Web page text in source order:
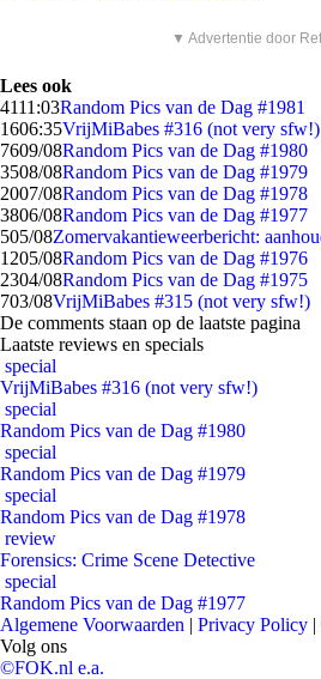
▼ Advertentie door
Lees ook
4111:03Random Pics van de Dag #1981
1606:35VrijMiBabes #316 (not very sfw!)
7609/08Random Pics van de Dag #1980
3508/08Random Pics van de Dag #1979
2007/08Random Pics van de Dag #1978
3806/08Random Pics van de Dag #1977
505/08Zomervakantieweerbericht:
1205/08Random Pics van de Dag #1976
2304/08Random Pics van de Dag #1975
703/08VrijMiBabes #315 (not very sfw!)
De comments staan op de laatste pagina
Laatste reviews en specials
special
VrijMiBabes #316 (not very sfw!)
special
Random Pics van de Dag #1980
special
Random Pics van de Dag #1979
special
Random Pics van de Dag #1978
review
Forensics: Crime Scene Detective
special
Random Pics van de Dag #1977
Algemene Voorwaarden | Privacy Policy |
Volg ons
©FOK.nl e.a.